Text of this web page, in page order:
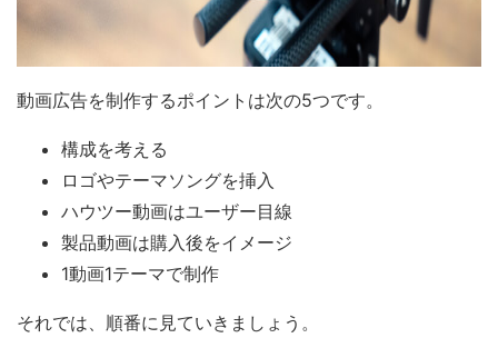
動画広告を制作するポイントは次の5つです。
構成を考える
ロゴやテーマソングを挿入
ハウツー動画はユーザー目線
製品動画は購入後をイメージ
1動画1テーマで制作
それでは、順番に見ていきましょう。